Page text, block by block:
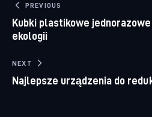
Nawigacja wpisu
PREVIOUS
Kubki plastikowe
ekologii
NEXT
Najlepsze urządzenia do